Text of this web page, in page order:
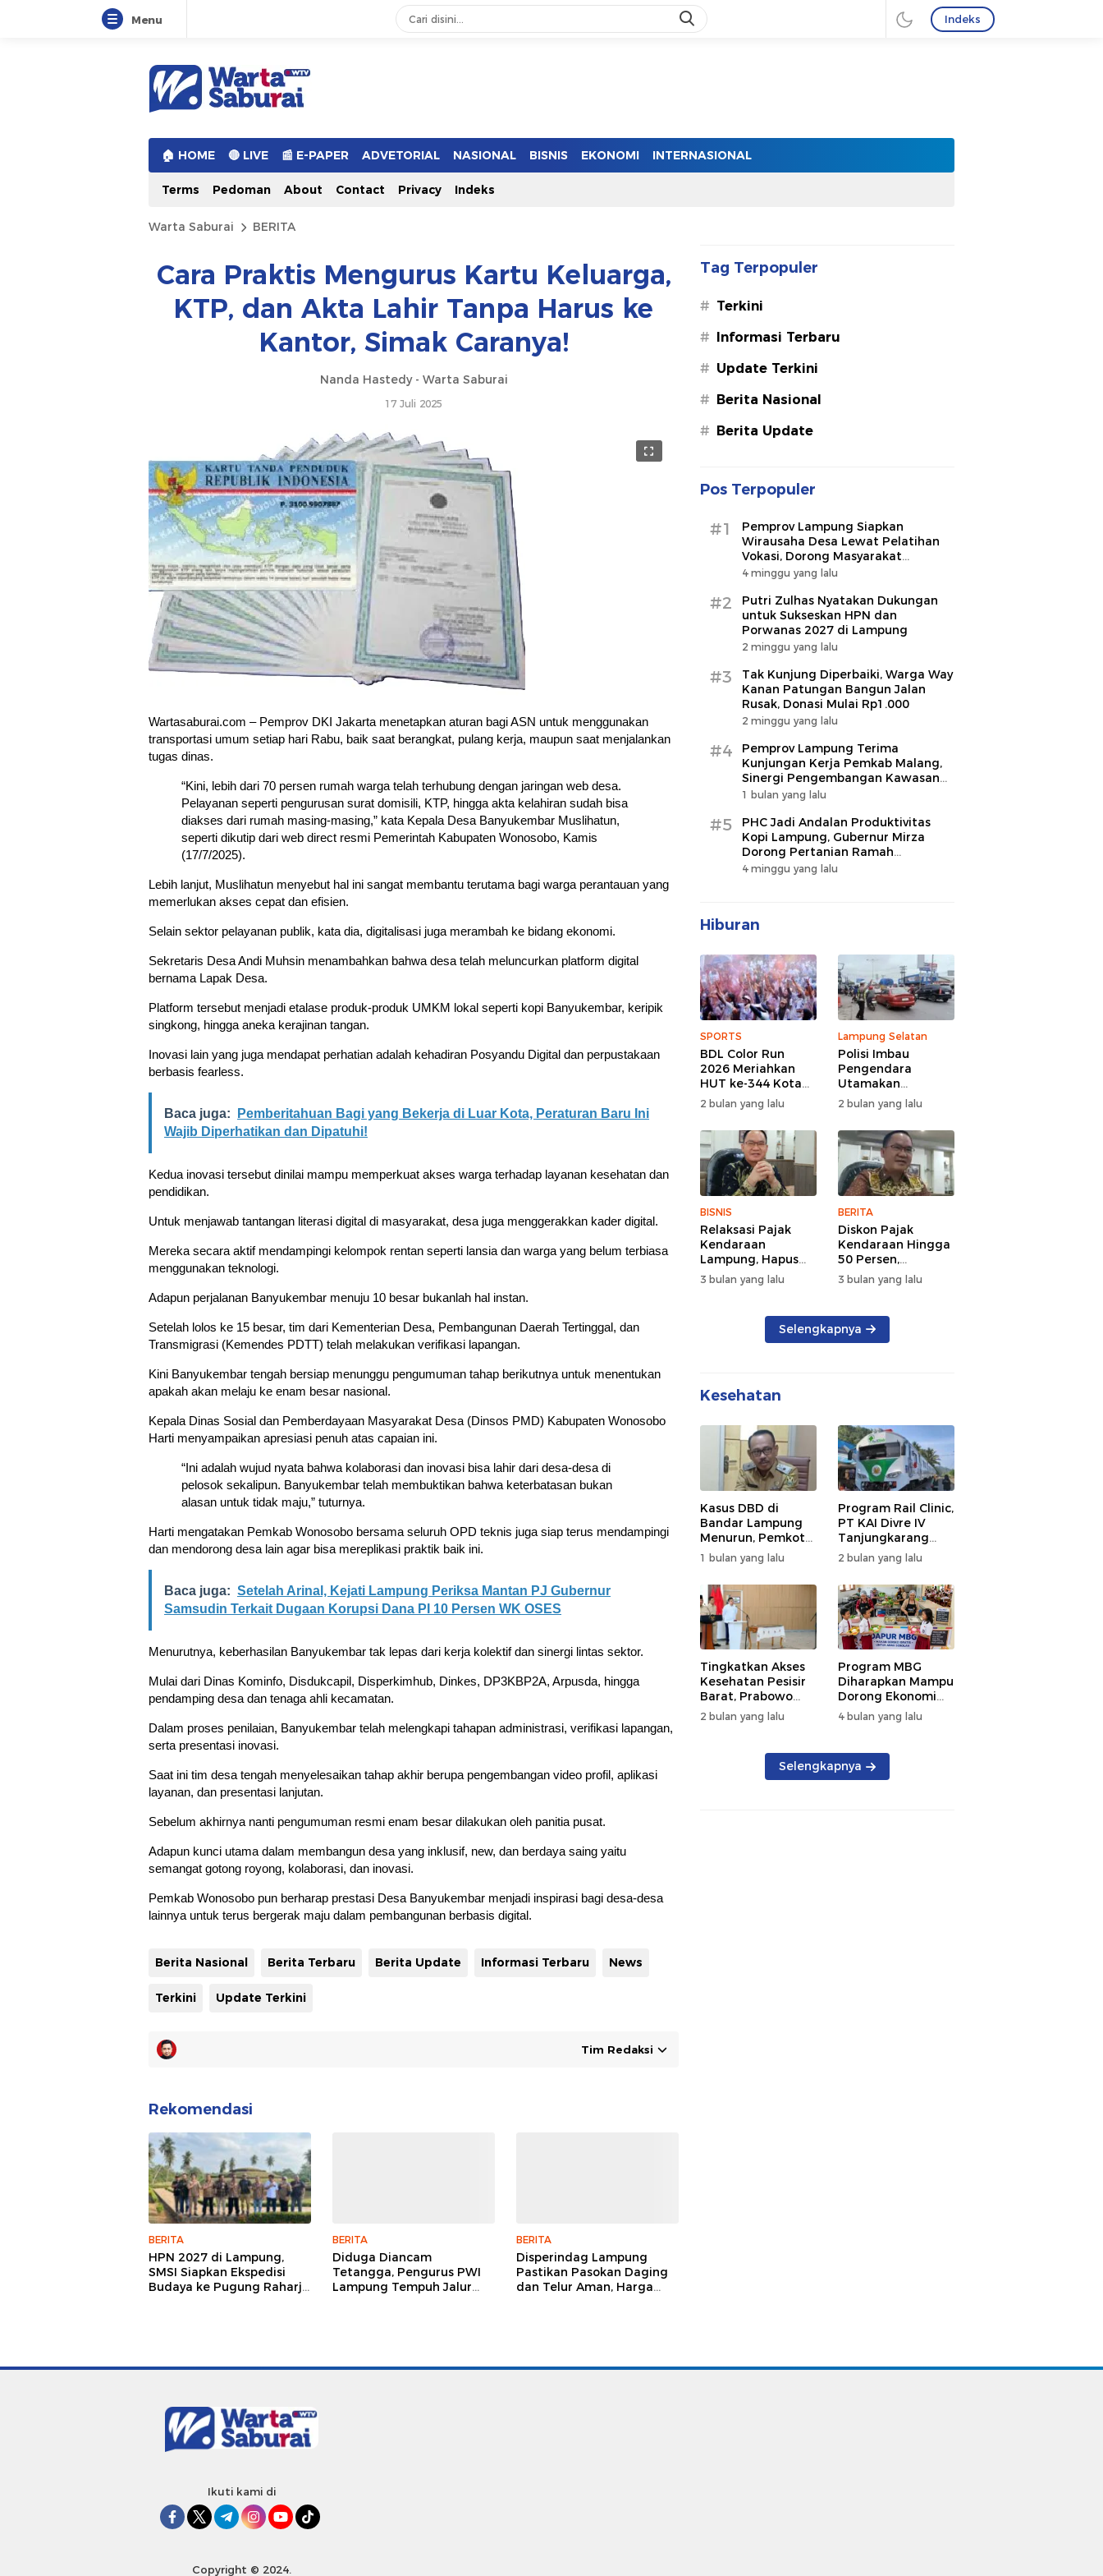
Menu Indeks
Warta Saburai
Sumber Informasi Terkini
🏠︎ HOME 🔴 LIVE 📰 E-PAPER ADVETORIAL NASIONAL BISNIS EKONOMI INTERNASIONAL
Terms Pedoman About Contact Privacy Indeks
Warta Saburai BERITA
Cara Praktis Mengurus Kartu Keluarga,
KTP, dan Akta Lahir Tanpa Harus ke
Kantor, Simak Caranya!
Nanda Hastedy - Warta Saburai
17 Juli 2025
Wartasaburai.com – Pemprov DKI Jakarta menetapkan aturan bagi ASN untuk menggunakan
transportasi umum setiap hari Rabu, baik saat berangkat, pulang kerja, maupun saat menjalankan
tugas dinas.
“Kini, lebih dari 70 persen rumah warga telah terhubung dengan jaringan web desa.
Pelayanan seperti pengurusan surat domisili, KTP, hingga akta kelahiran sudah bisa
diakses dari rumah masing-masing,” kata Kepala Desa Banyukembar Muslihatun,
seperti dikutip dari web direct resmi Pemerintah Kabupaten Wonosobo, Kamis
(17/7/2025).
Lebih lanjut, Muslihatun menyebut hal ini sangat membantu terutama bagi warga perantauan yang
memerlukan akses cepat dan efisien.
Selain sektor pelayanan publik, kata dia, digitalisasi juga merambah ke bidang ekonomi.
Sekretaris Desa Andi Muhsin menambahkan bahwa desa telah meluncurkan platform digital
bernama Lapak Desa.
Platform tersebut menjadi etalase produk-produk UMKM lokal seperti kopi Banyukembar, keripik
singkong, hingga aneka kerajinan tangan.
Inovasi lain yang juga mendapat perhatian adalah kehadiran Posyandu Digital dan perpustakaan
berbasis fearless.
Baca juga:
Pemberitahuan Bagi yang Bekerja di Luar Kota, Peraturan Baru Ini
Wajib Diperhatikan dan Dipatuhi!
Kedua inovasi tersebut dinilai mampu memperkuat akses warga terhadap layanan kesehatan dan
pendidikan.
Untuk menjawab tantangan literasi digital di masyarakat, desa juga menggerakkan kader digital.
Mereka secara aktif mendampingi kelompok rentan seperti lansia dan warga yang belum terbiasa
menggunakan teknologi.
Adapun perjalanan Banyukembar menuju 10 besar bukanlah hal instan.
Setelah lolos ke 15 besar, tim dari Kementerian Desa, Pembangunan Daerah Tertinggal, dan
Transmigrasi (Kemendes PDTT) telah melakukan verifikasi lapangan.
Kini Banyukembar tengah bersiap menunggu pengumuman tahap berikutnya untuk menentukan
apakah akan melaju ke enam besar nasional.
Kepala Dinas Sosial dan Pemberdayaan Masyarakat Desa (Dinsos PMD) Kabupaten Wonosobo
Harti menyampaikan apresiasi penuh atas capaian ini.
“Ini adalah wujud nyata bahwa kolaborasi dan inovasi bisa lahir dari desa-desa di
pelosok sekalipun. Banyukembar telah membuktikan bahwa keterbatasan bukan
alasan untuk tidak maju,” tuturnya.
Harti mengatakan Pemkab Wonosobo bersama seluruh OPD teknis juga siap terus mendampingi
dan mendorong desa lain agar bisa mereplikasi praktik baik ini.
Baca juga: Setelah Arinal, Kejati Lampung Periksa Mantan PJ Gubernur
Samsudin Terkait Dugaan Korupsi Dana PI 10 Persen WK OSES
Menurutnya, keberhasilan Banyukembar tak lepas dari kerja kolektif dan sinergi lintas sektor.
Mulai dari Dinas Kominfo, Disdukcapil, Disperkimhub, Dinkes, DP3KBP2A, Arpusda, hingga
pendamping desa dan tenaga ahli kecamatan.
Dalam proses penilaian, Banyukembar telah melengkapi tahapan administrasi, verifikasi lapangan,
serta presentasi inovasi.
Saat ini tim desa tengah menyelesaikan tahap akhir berupa pengembangan video profil, aplikasi
layanan, dan presentasi lanjutan.
Sebelum akhirnya nanti pengumuman resmi enam besar dilakukan oleh panitia pusat.
Adapun kunci utama dalam membangun desa yang inklusif, new, dan berdaya saing yaitu
semangat gotong royong, kolaborasi, dan inovasi.
Pemkab Wonosobo pun berharap prestasi Desa Banyukembar menjadi inspirasi bagi desa-desa
lainnya untuk terus bergerak maju dalam pembangunan berbasis digital.
Berita Nasional Berita Terbaru Berita Update Informasi Terbaru News
Terkini Update Terkini
Tim Redaksi
Rekomendasi
BERITA
HPN 2027 di Lampung,
SMSI Siapkan Ekspedisi
Budaya ke Pugung Raharjo
BERITA
Diduga Diancam
Tetangga, Pengurus PWI
Lampung Tempuh Jalur
BERITA
Disperindag Lampung
Pastikan Pasokan Daging
dan Telur Aman, Harga
Tag Terpopuler
# Terkini
# Informasi Terbaru
# Update Terkini
# Berita Nasional
# Berita Update
Pos Terpopuler
#1
Pemprov Lampung Siapkan
Wirausaha Desa Lewat Pelatihan
Vokasi, Dorong Masyarakat
Ciptakan Lapangan Kerja
4 minggu yang lalu
#2
Putri Zulhas Nyatakan Dukungan
untuk Sukseskan HPN dan
Porwanas 2027 di Lampung
2 minggu yang lalu
#3
Tak Kunjung Diperbaiki, Warga Way
Kanan Patungan Bangun Jalan
Rusak, Donasi Mulai Rp1.000
2 minggu yang lalu
#4
Pemprov Lampung Terima
Kunjungan Kerja Pemkab Malang,
Sinergi Pengembangan Kawasan
Industri dan Investasi
1 bulan yang lalu
#5
PHC Jadi Andalan Produktivitas
Kopi Lampung, Gubernur Mirza
Dorong Pertanian Ramah
Lingkungan
4 minggu yang lalu
Hiburan
SPORTS
BDL Color Run
2026 Meriahkan
HUT ke-344 Kota
Bandar Lampung,
Wujud Semangat
Sehat dan
Kebersamaan
2 bulan yang lalu
Lampung Selatan
Polisi Imbau
Pengendara
Utamakan
Keselamatan di
Tengah Kepadatan
Lalu Lintas Pagi
Hari
2 bulan yang lalu
BISNIS
Relaksasi Pajak
Kendaraan
Lampung, Hapus
Denda dan Beri
Diskon BBN
3 bulan yang lalu
BERITA
Diskon Pajak
Kendaraan Hingga
50 Persen,
Lampung Genjot
Mutasi Kendaraan
3 bulan yang lalu
Selengkapnya
Kesehatan
Kasus DBD di
Bandar Lampung
Menurun, Pemkot
Genjot PSN
Wujudkan Nol
Kematian
1 bulan yang lalu
Program Rail Clinic,
PT KAI Divre IV
Tanjungkarang
Beri Layanan
Kesehatan Gratis
250 Warga
2 bulan yang lalu
Tingkatkan Akses
Kesehatan Pesisir
Barat, Prabowo
Resmikan RSUD KH
Muhammad Thohir
2 bulan yang lalu
Program MBG
Diharapkan Mampu
Dorong Ekonomi
Daerah, DPRD
Lampung Tekankan
Produk Lokal
4 bulan yang lalu
Selengkapnya
Ikuti kami di
Copyright © 2024.